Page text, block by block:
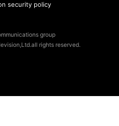
security policy
group
rights reserved.